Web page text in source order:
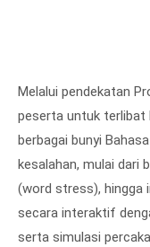
Melalui pendekatan
peserta untuk terlibat
berbagai bunyi
kesalahan, mulai dari
(word stress), hingga
secara interaktif
serta simulasi